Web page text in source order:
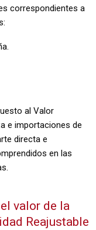
correspondientes a
al Valor
e importaciones de
directa e
en las
valor de la
Reajustable